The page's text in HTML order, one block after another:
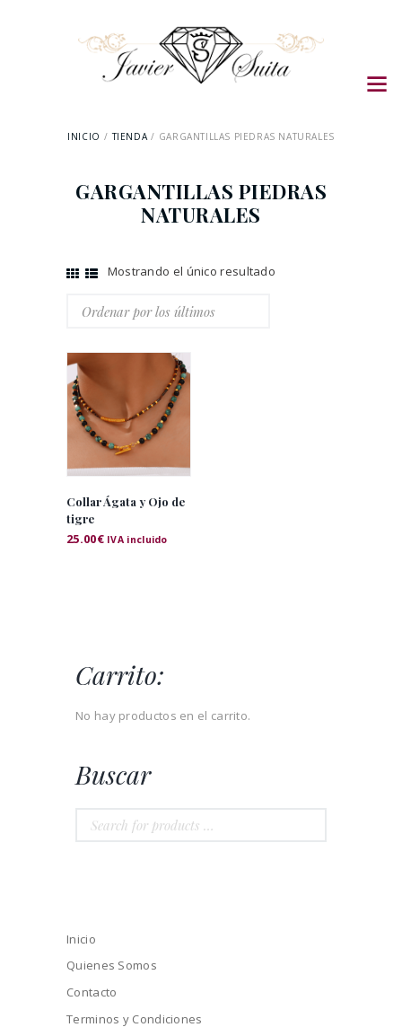
INICIO TIENDA GARGANTILLAS PIEDRAS NATURALES
GARGANTILLAS PIEDRAS
NATURALES
Mostrando el único resultado
Collar Ágata y Ojo de
tigre
25.00€ IVA incluido
Carrito:
No hay productos en el carrito.
Buscar
Inicio
Quienes Somos
Contacto
Terminos y Condiciones